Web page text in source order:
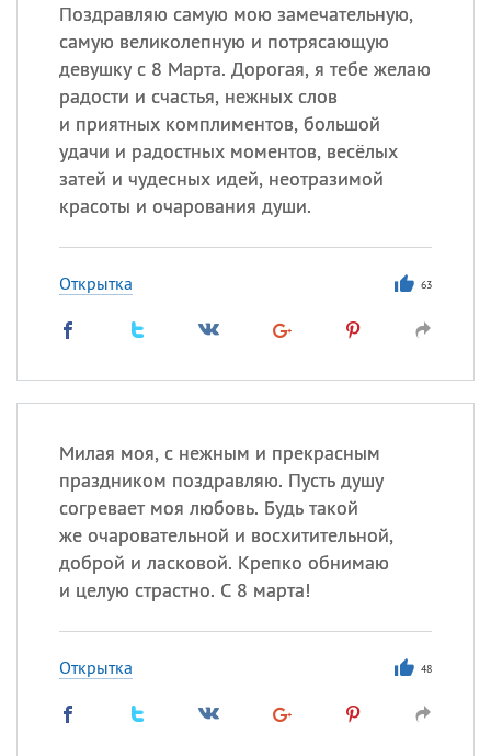
Поздравляю самую мою замечательную,
самую великолепную и потрясающую
девушку с 8 Марта. Дорогая, я тебе желаю
радости и счастья, нежных слов
и приятных комплиментов, большой
удачи и радостных моментов, весёлых
затей и чудесных идей, неотразимой
красоты и очарования души.
Открытка 63
Милая моя, с нежным и прекрасным
праздником поздравляю. Пусть душу
согревает моя любовь. Будь такой
же очаровательной и восхитительной,
доброй и ласковой. Крепко обнимаю
и целую страстно. С 8 марта!
Открытка 48